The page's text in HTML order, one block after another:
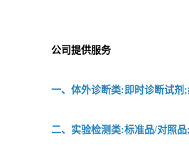
公司提供服务
一、体外诊断类:即时诊断试剂
二、实验检测类:标准品/对照